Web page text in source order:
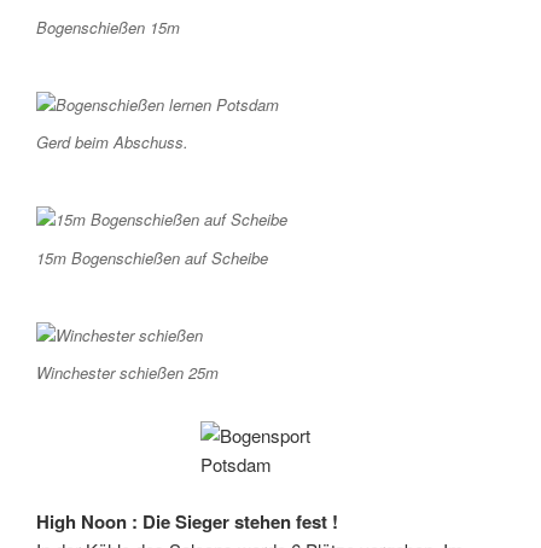
Bogenschießen 15m
Gerd beim Abschuss.
15m Bogenschießen auf Scheibe
Winchester schießen 25m
High Noon : Die Sieger stehen fest !